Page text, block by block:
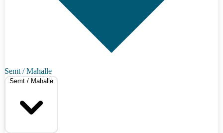
Semt / Mahalle
Semt / Mahalle